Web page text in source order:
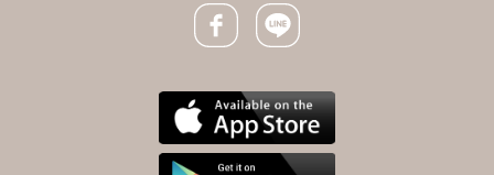
Facebook icon
Line icon